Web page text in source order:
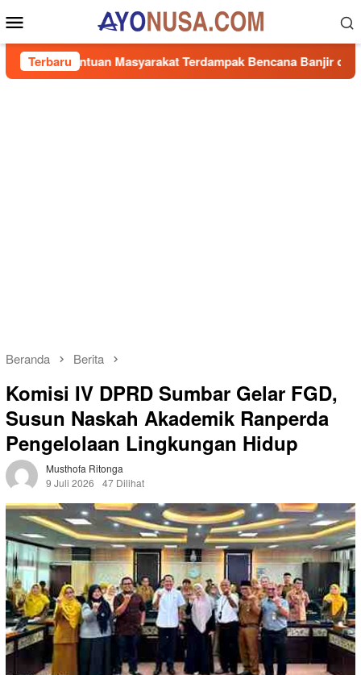
ke
kontenMobile
Terbaru
Masyarakat Terdampak Bencana Banjir di Sumbar
Beranda Berita
Komisi IV DPRD Sumbar Gelar FGD,
Susun Naskah Akademik Ranperda
Pengelolaan Lingkungan Hidup
Musthofa Ritonga
9 Juli 2026
47 Dilihat